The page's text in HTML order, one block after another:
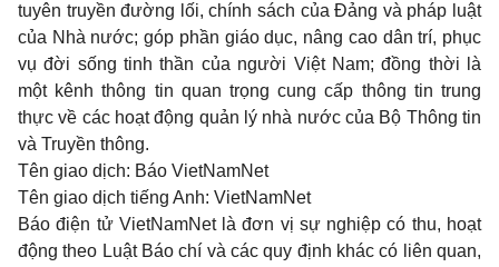
tuyên truyền đường lối, chính sách của Đảng và pháp luật
của Nhà nước; góp phần giáo dục, nâng cao dân trí, phục
vụ đời sống tinh thần của người Việt Nam; đồng thời là
một kênh thông tin quan trọng cung cấp thông tin trung
thực về các hoạt động quản lý nhà nước của Bộ Thông tin
và Truyền thông.
Tên giao dịch: Báo VietNamNet
Tên giao dịch tiếng Anh: VietNamNet
Báo điện tử VietNamNet là đơn vị sự nghiệp có thu, hoạt
động theo Luật Báo chí và các quy định khác có liên quan,